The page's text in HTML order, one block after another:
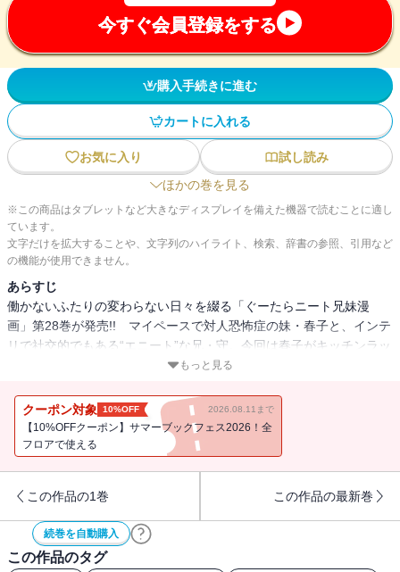
今すぐ会員登録をする
購入手続きに進む
カートに入れる
お気に入り
試し読み
ほかの巻を見る
※この商品はタブレットなど大きなディスプレイを備えた機器で読むことに適し
ています。
文字だけを拡大することや、文字列のハイライト、検索、辞書の参照、引用など
の機能が使用できません。
あらすじ
働かないふたりの変わらない日々を綴る「ぐーたらニート兄妹漫
画」第28巻が発売!! マイペースで対人恐怖症の妹・春子と、インテ
リで社交的でもある“エニート”な兄・守。今回は春子がキッチンラッ
プで苦戦する悪夢を見たり、すみよさんの写真を守が動画に編集し
のパーソナリティを見かけて……。描き下ろし4コマやおまけ漫画な
ど全16ページを掲載した完全版!!
もっと見る
クーポン対象 10%OFF 2026.08.11まで
【10%OFFクーポン】サマーブックフェス2026！全
フロアで使える
この作品の1巻 この作品の最新巻
続巻を自動購入
この作品のタグ